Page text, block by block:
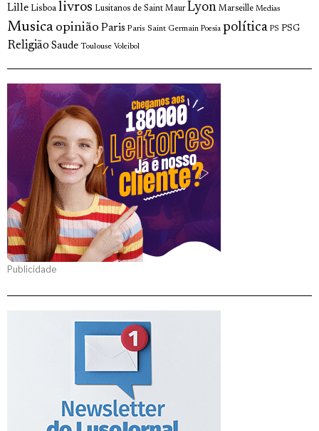
Lille Lisboa livros Lusitanos de Saint Maur Lyon Marseille Medias
Musica opinião Paris Paris Saint Germain Poesia política PS PSG
Religião Saude Toulouse Voleibol
Publicidade